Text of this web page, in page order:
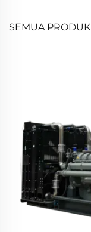
SEMUA PRODUK